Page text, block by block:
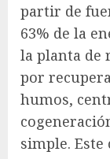
partir de
63% de la
la planta de
por
humos,
simple.